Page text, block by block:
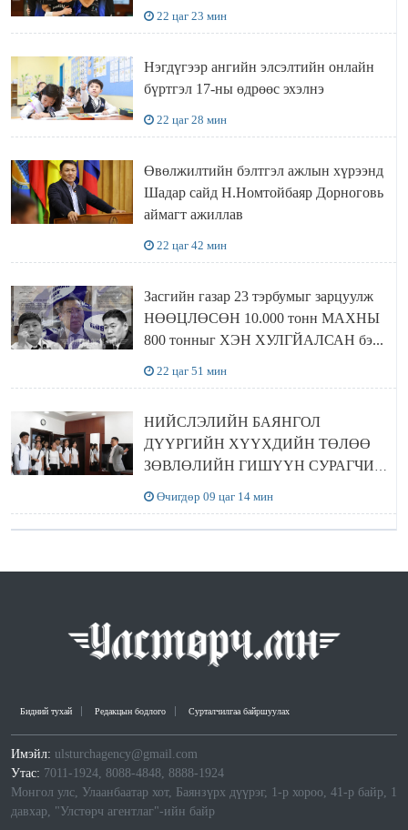
22 цаг 23 мин
Нэгдүгээр ангийн элсэлтийн онлайн
бүртгэл 17-ны өдрөөс эхэлнэ
22 цаг 28 мин
Өвөлжилтийн бэлтгэл ажлын хүрээнд
Шадар сайд Н.Номтойбаяр Дорноговь
аймагт ажиллав
22 цаг 42 мин
Засгийн газар 23 тэрбумыг зарцуулж
НӨӨЦЛӨСӨН 10.000 тонн МАХНЫ
800 тонныг ХЭН ХУЛГЙАЛСАН бэ...
22 цаг 51 мин
НИЙСЛЭЛИЙН БАЯНГОЛ
ДҮҮРГИЙН ХҮҮХДИЙН ТӨЛӨӨ
ЗӨВЛӨЛИЙН ГИШҮҮН СУРАГЧИД
Өчигдөр 09 цаг 14 мин
Бидний тухай Редакцын бодлого Сурталчилгаа байршуулах
Имэйл: ulsturchagency@gmail.com
Утас: 7011-1924, 8088-4848, 8888-1924
Монгол улс, Улаанбаатар хот, Баянзүрх дүүрэг, 1-р хороо, 41-р байр, 1
давхар, "Улстөрч агентлаг"-ийн байр